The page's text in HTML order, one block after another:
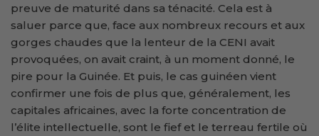
preuve de maturité dans sa ténacité. Cela est à
saluer parce que, face aux nombreux recours et aux
gorges chaudes que la lenteur de la CENI avait
provoquées, on avait craint, à un moment donné, le
pire pour la Guinée. Et puis, le cas guinéen vient
confirmer une fois de plus que, généralement, les
capitales africaines, avec la forte concentration de
l’élite intellectuelle, sont le fief et le terreau fertile où